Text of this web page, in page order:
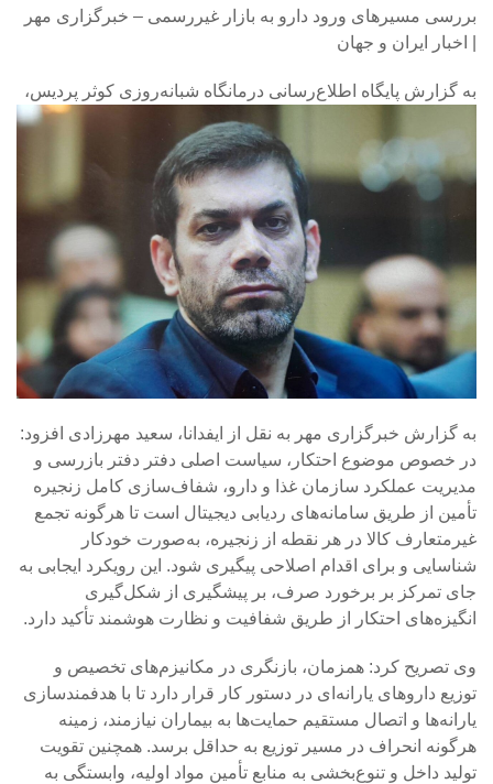
بررسی مسیرهای ورود دارو به بازار غیررسمی – خبرگزاری مهر
| اخبار ایران و جهان
به گزارش پایگاه اطلاع‌رسانی درمانگاه شبانه‌روزی کوثر پردیس،
به گزارش خبرگزاری مهر به نقل از ایفدانا، سعید مهرزادی افزود:
در خصوص موضوع احتکار، سیاست اصلی دفتر دفتر بازرسی و
مدیریت عملکرد سازمان غذا و دارو، شفاف‌سازی کامل زنجیره
تأمین از طریق سامانه‌های ردیابی دیجیتال است تا هرگونه تجمع
غیرمتعارف کالا در هر نقطه از زنجیره، به‌صورت خودکار
شناسایی و برای اقدام اصلاحی پیگیری شود. این رویکرد ایجابی به
جای تمرکز بر برخورد صرف، بر پیشگیری از شکل‌گیری
انگیزه‌های احتکار از طریق شفافیت و نظارت هوشمند تأکید دارد.
وی تصریح کرد: همزمان، بازنگری در مکانیزم‌های تخصیص و
توزیع داروهای یارانه‌ای در دستور کار قرار دارد تا با هدفمندسازی
یارانه‌ها و اتصال مستقیم حمایت‌ها به بیماران نیازمند، زمینه
هرگونه انحراف در مسیر توزیع به حداقل برسد. همچنین تقویت
تولید داخل و تنوع‌بخشی به منابع تأمین مواد اولیه، وابستگی به